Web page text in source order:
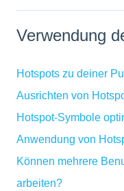
Verwendung
Hotspots zu deiner
Ausrichten von
Hotspot-Symbole
Anwendung von
Können mehrere
arbeiten?